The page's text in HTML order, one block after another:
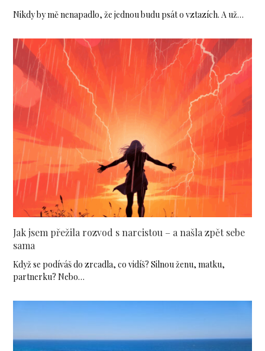
Nikdy by mě nenapadlo, že jednou budu psát o vztazích. A už…
Jak jsem přežila rozvod s narcistou – a našla zpět sebe
sama
Když se podíváš do zrcadla, co vidíš? Silnou ženu, matku,
partnerku? Nebo…